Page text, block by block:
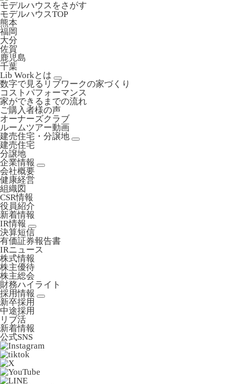
モデルハウスをさがす
モデルハウスTOP
熊本
福岡
大分
佐賀
鹿児島
千葉
Lib Workとは
数字で見るリブワークの家づくり
コストパフォーマンス
家ができるまでの流れ
ご購入者様の声
オーナーズクラブ
ルームツアー動画
建売住宅・分譲地
建売住宅
分譲地
企業情報
会社概要
健康経営
組織図
CSR情報
役員紹介
新着情報
IR情報
決算短信
有価証券報告書
IRニュース
株式情報
株主優待
株主総会
財務ハイライト
採用情報
新卒採用
中途採用
リブ活
新着情報
公式SNS